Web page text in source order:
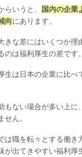
らいうと、
国内の企業
向にあります。
きな差にはいくつか理
のは福利厚生の差です。
生は日本の企業に比べ
もない場合が多い上に
せん。
は職を転々とする働き
が出てきやすい福利厚